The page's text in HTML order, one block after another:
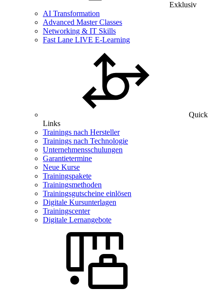
Exklusiv
AI Transformation
Advanced Master Classes
Networking & IT Skills
Fast Lane LIVE E-Learning
Quick
Links
Trainings nach Hersteller
Trainings nach Technologie
Unternehmensschulungen
Garantietermine
Neue Kurse
Trainingspakete
Trainingsmethoden
Trainingsgutscheine einlösen
Digitale Kursunterlagen
Trainingscenter
Digitale Lernangebote